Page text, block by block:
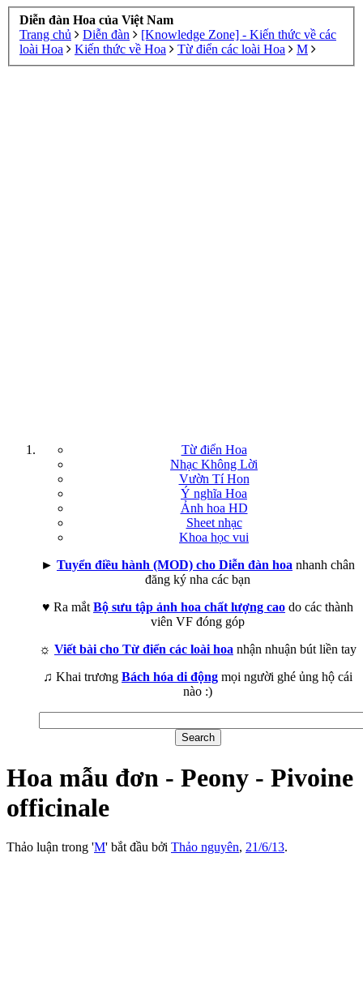
Diễn đàn Hoa của Việt Nam
Trang chủ
Diễn đàn
[Knowledge Zone] - Kiến thức về các
loài Hoa
Kiến thức về Hoa Từ điển các loài Hoa M
Từ điển Hoa
Nhạc Không Lời
Vườn Tí Hon
Ý nghĩa Hoa
Ảnh hoa HD
Sheet nhạc
Khoa học vui
► Tuyển điều hành (MOD) cho Diễn đàn hoa nhanh chân
đăng ký nha các bạn
♥ Ra mắt Bộ sưu tập ảnh hoa chất lượng cao do các thành
viên VF đóng góp
☼ Viết bài cho Từ điển các loài hoa nhận nhuận bút liền tay
♫ Khai trương Bách hóa di động mọi người ghé ủng hộ cái
nào :)
Hoa mẫu đơn - Peony - Pivoine
officinale
Thảo luận trong 'M' bắt đầu bởi Thảo nguyên, 21/6/13.